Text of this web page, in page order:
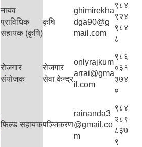
नायव
प्राविधिक
सहायक (कृषि)
कृषि
ghimirekha
dga90@g
mail.com
९८४
९२४
९८४
८
रोजगार
संयोजक
रोजगार
सेवा केन्द्र
onlyrajkum
arrai@gma
il.com
९८६
०३१
३७४
०
फिल्ड सहायकपञ्जिकरण
rainanda3
@gmail.co
m
९८४
२८९
८३७
९